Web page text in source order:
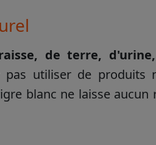
de terre,
pas utiliser de produits
blanc ne laisse aucun